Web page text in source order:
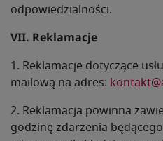
odpowiedzialności.
VII. Reklamacje
1. Reklamacje dotyczące
mailową na adres:
2. Reklamacja powinna
godzinę zdarzenia